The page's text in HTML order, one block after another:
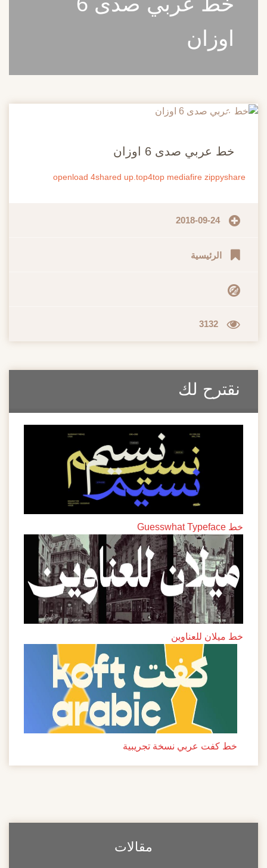
اوزان
20
خط عربي صدى 6 اوزان
openload 4shared up.top4top mediafire zippyshare
2018-09-24
الرئيسية
3132
نقترح لك
خط Guesswhat Typeface
خط ميلان للعناوين
خط كفت عربي نسخة تجريبية
مقالات